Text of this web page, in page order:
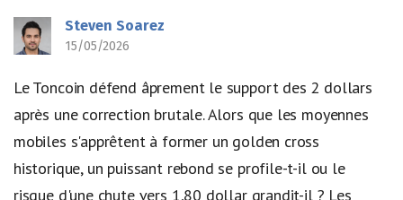
Steven Soarez
15/05/2026
Le Toncoin défend âprement le support des 2 dollars
après une correction brutale. Alors que les moyennes
mobiles s'apprêtent à former un golden cross
historique, un puissant rebond se profile-t-il ou le
risque d'une chute vers 1,80 dollar grandit-il ? Les